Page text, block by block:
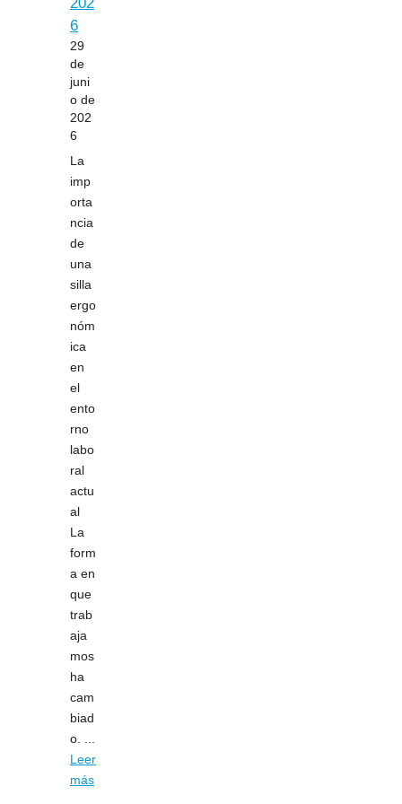
6
29
de
juni
o de
202
6
La
imp
orta
ncia
de
una
silla
ergo
nóm
ica
en
el
ento
rno
labo
ral
actu
al
La
form
a en
que
trab
aja
mos
ha
cam
biad
o. ...
Leer
más